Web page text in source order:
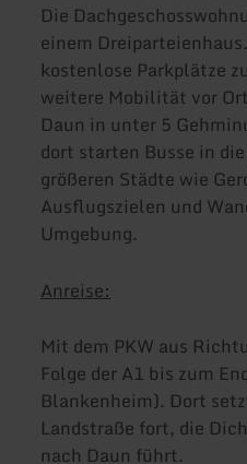
Die
einem
kostenlose Parkplätze
weitere Mobilität vor
Daun in unter 5
dort starten Busse in
größeren Städte wie
Ausflugszielen und
Umgebung.
Anreise:
Mit dem PKW aus
Folge der A1 bis zum
Blankenheim). Dort
Landstraße fort, die
nach Daun führt.